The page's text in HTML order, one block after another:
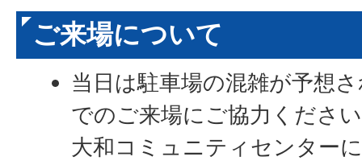
ご来場について
当日は駐車場の混雑が予想
でのご来場にご協力くださ
大和コミュニティセンター